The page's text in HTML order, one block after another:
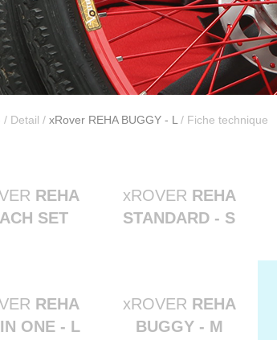
/ Detail / xRover REHA BUGGY - L / Fiche technique
REHA
SET
xROVER REHA
STANDARD - S
REHA
ONE - L
xROVER REHA
BUGGY - M